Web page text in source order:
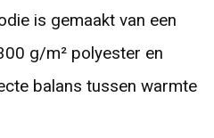
is gemaakt van een
g/m² polyester en
balans tussen warmte